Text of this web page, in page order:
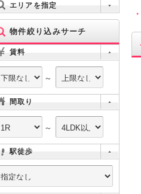
エリアを指定
物件絞り込みサーチ
賃料
～
間取り
～
駅徒歩